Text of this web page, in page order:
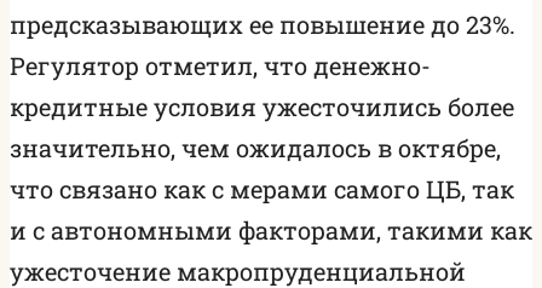
предсказывающих ее повышение до 23%.
Регулятор отметил, что денежно-
кредитные условия ужесточились более
значительно, чем ожидалось в октябре,
что связано как с мерами самого ЦБ, так
и с автономными факторами, такими как
ужесточение макропруденциальной